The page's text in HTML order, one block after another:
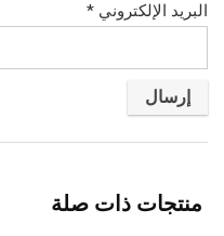
البريد الإلكتروني *
منتجات ذات صلة